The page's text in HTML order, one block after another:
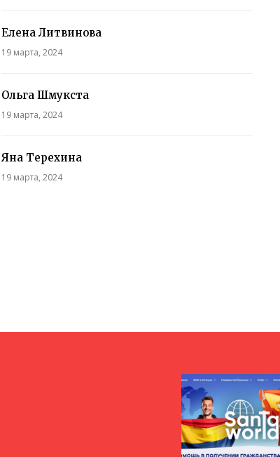
Елена Литвинова
19 марта, 2024
Ольга Шмукста
19 марта, 2024
Яна Терехина
19 марта, 2024